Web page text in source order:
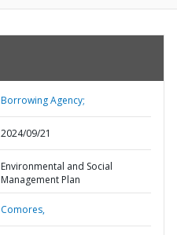
Borrowing Agency;
2024/09/21
Environmental and Social
Management Plan
Comores,